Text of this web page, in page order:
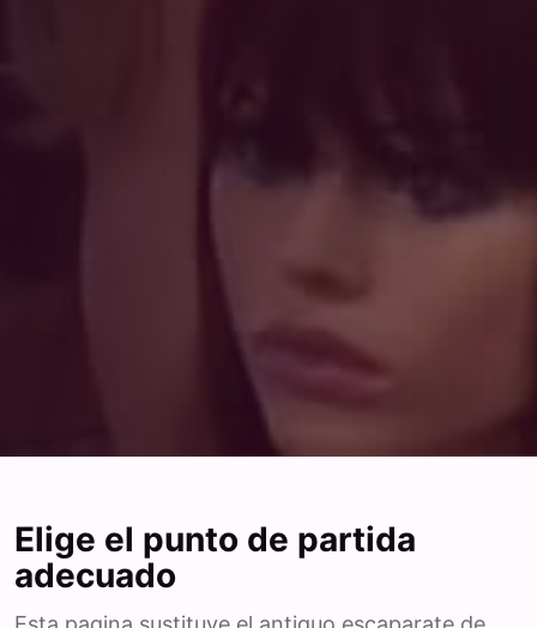
Elige el punto de partida
adecuado